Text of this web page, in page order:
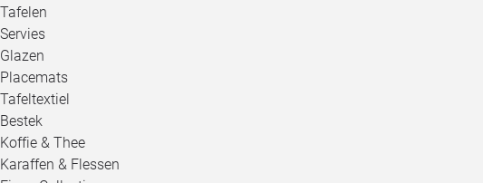
Tafelen
Servies
Glazen
Placemats
Tafeltextiel
Bestek
Koffie & Thee
Karaffen & Flessen